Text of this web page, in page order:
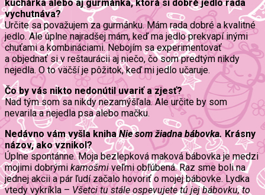
kuchárka alebo aj gurmánka, ktorá si dobré jedlo rada
vychutnáva?
Určite sa považujem za gurmánku. Mám rada dobré a kvalitné
jedlo. Ale úplne najradšej mám, keď ma jedlo prekvapí inými
chuťami a kombináciami. Nebojím sa experimentovať
a objednať si v reštaurácii aj niečo, čo som predtým nikdy
nejedla. O to väčší je pôžitok, keď mi jedlo učaruje.
Čo by vás nikto nedonútil uvariť a zjesť?
Nad tým som sa nikdy nezamýšľala. Ale určite by som
nevarila a nejedla psa alebo mačku.
Nedávno vám vyšla knihaNie som žiadna bábovka. Krásny
názov, ako vznikol?
Úplne spontánne. Moja bezlepková maková bábovka je medzi
mojimi dobrými kamošmiveľmi obľúbená. Raz sme boli na
jednej akcii a pár ľudí začalo hovoriť o mojej bábovke. Lydka
vtedy vykríkla – Všetci tu stále ospevujete tú jej bábovku, to